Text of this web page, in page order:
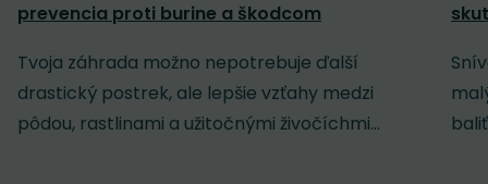
prevencia proti burine a škodcom
Tvoja záhrada možno nepotrebuje ďalší
drastický postrek, ale lepšie vzťahy medzi
pôdou, rastlinami a užitočnými živočíchmi...